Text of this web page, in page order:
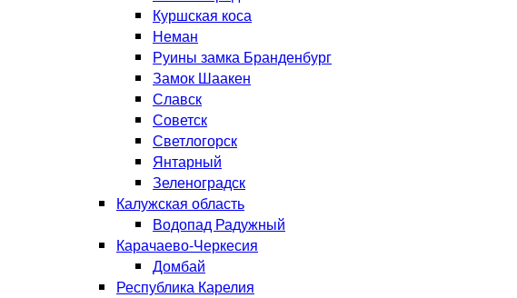
Куршская коса
Неман
Руины замка Бранденбург
Замок Шаакен
Славск
Советск
Светлогорск
Янтарный
Зеленоградск
Калужская область
Водопад Радужный
Карачаево-Черкесия
Домбай
Республика Карелия